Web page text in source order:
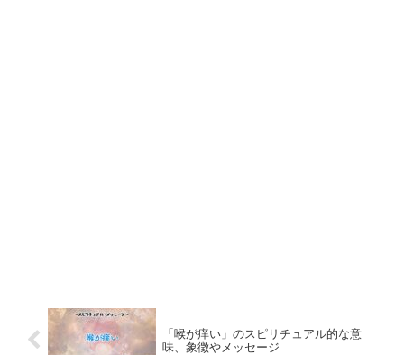
「喉が痒い」のスピリチュアル的な意
味、象徴やメッセージ